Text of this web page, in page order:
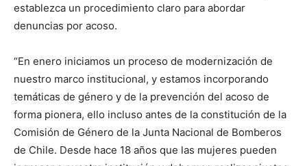
establezca un procedimiento claro para abordar
denuncias por acoso.
“En enero iniciamos un proceso de modernización de
nuestro marco institucional, y estamos incorporando
temáticas de género y de la prevención del acoso de
forma pionera, ello incluso antes de la constitución de la
Comisión de Género de la Junta Nacional de Bomberos
de Chile. Desde hace 18 años que las mujeres pueden